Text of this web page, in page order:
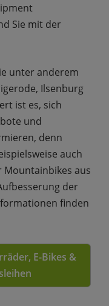
Sie mit der
unter anderem
Ilsenburg
ist es, sich
und
denn
auch
Mountainbikes aus
der
finden
E-Bikes &